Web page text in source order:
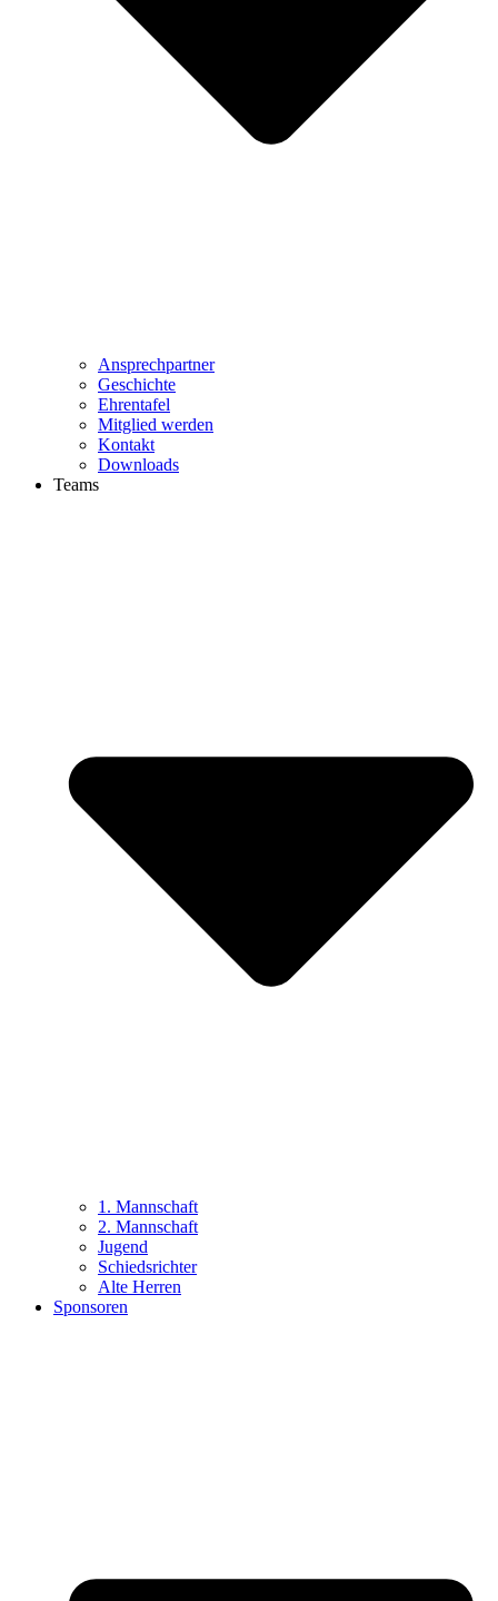
Ansprechpartner
Geschichte
Ehrentafel
Mitglied werden
Kontakt
Downloads
Teams
1. Mannschaft
2. Mannschaft
Jugend
Schiedsrichter
Alte Herren
Sponsoren